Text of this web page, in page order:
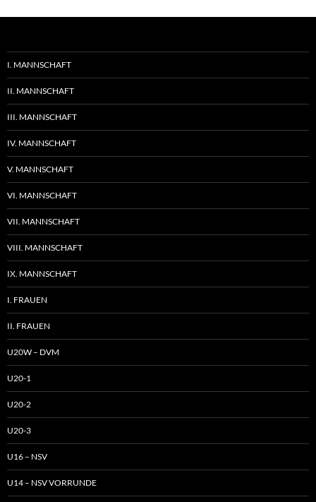
I. MANNSCHAFT
II. MANNSCHAFT
III. MANNSCHAFT
IV. MANNSCHAFT
V. MANNSCHAFT
VI. MANNSCHAFT
VII. MANNSCHAFT
VIII. MANNSCHAFT
IX. MANNSCHAFT
I. FRAUEN
II. FRAUEN
U20W – DVM
U20-1
U20-2
U20-3
U16 – NSV
U14 – NSV VORRUNDE